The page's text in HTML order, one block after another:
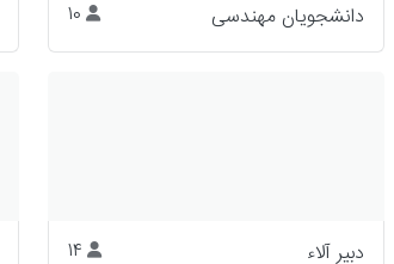
دانشجویان مهندسی
دبیر آلاء